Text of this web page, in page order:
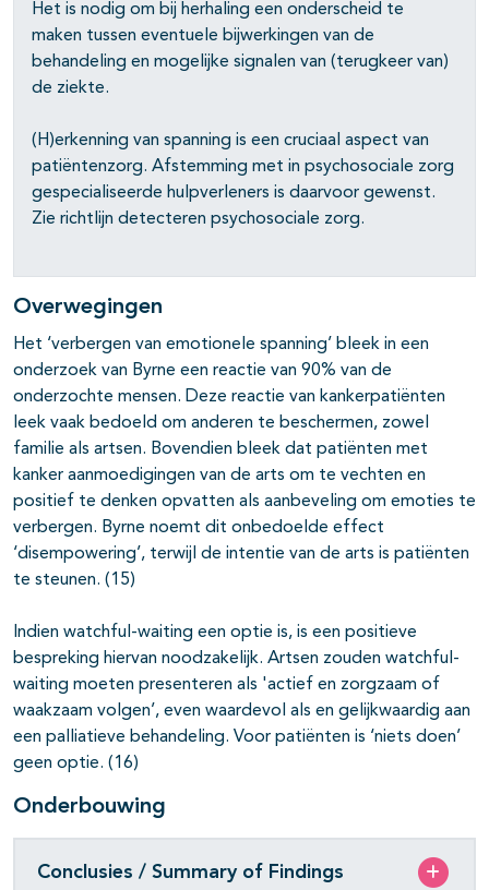
Het is nodig om bij herhaling een onderscheid te
maken tussen eventuele bijwerkingen van de
behandeling en mogelijke signalen van (terugkeer van)
de ziekte.
(H)erkenning van spanning is een cruciaal aspect van
patiëntenzorg. Afstemming met in psychosociale zorg
gespecialiseerde hulpverleners is daarvoor gewenst.
Zie richtlijn detecteren psychosociale zorg.
Overwegingen
Het ‘verbergen van emotionele spanning’ bleek in een
onderzoek van Byrne een reactie van 90% van de
onderzochte mensen. Deze reactie van kankerpatiënten
leek vaak bedoeld om anderen te beschermen, zowel
familie als artsen. Bovendien bleek dat patiënten met
kanker aanmoedigingen van de arts om te vechten en
positief te denken opvatten als aanbeveling om emoties te
verbergen. Byrne noemt dit onbedoelde effect
‘disempowering’, terwijl de intentie van de arts is patiënten
te steunen. (15)
Indien watchful-waiting een optie is, is een positieve
bespreking hiervan noodzakelijk. Artsen zouden watchful-
waiting moeten presenteren als 'actief en zorgzaam of
waakzaam volgen’, even waardevol als en gelijkwaardig aan
een palliatieve behandeling. Voor patiënten is ‘niets doen’
geen optie. (16)
Onderbouwing
Conclusies / Summary of Findings